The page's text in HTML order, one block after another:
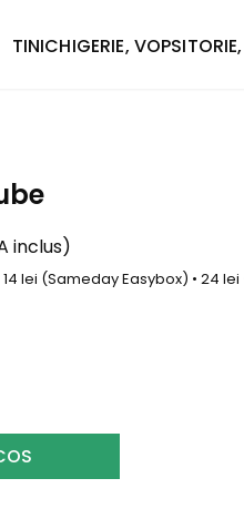
TINICHIGERIE,
inclus)
14 lei (Sameday Easybox) • 24